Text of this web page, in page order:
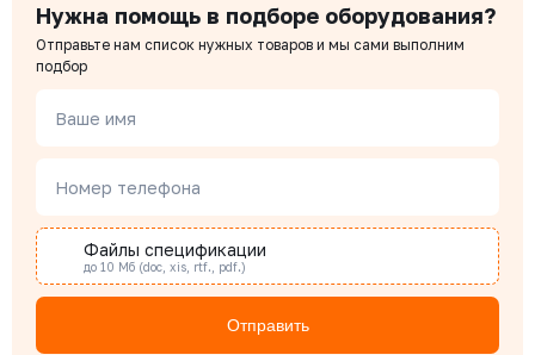
Нужна помощь в подборе оборудования?
Отправьте нам список нужных товаров и мы сами выполним
подбор
Ваше имя
Номер телефона
Файлы спецификации
до 10 Мб (doc, xis, rtf., pdf.)
Отправить